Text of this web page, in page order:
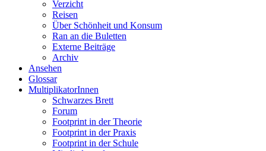
Verzicht
Reisen
Über Schönheit und Konsum
Ran an die Buletten
Externe Beiträge
Archiv
Ansehen
Glossar
MultiplikatorInnen
Schwarzes Brett
Forum
Footprint in der Theorie
Footprint in der Praxis
Footprint in der Schule